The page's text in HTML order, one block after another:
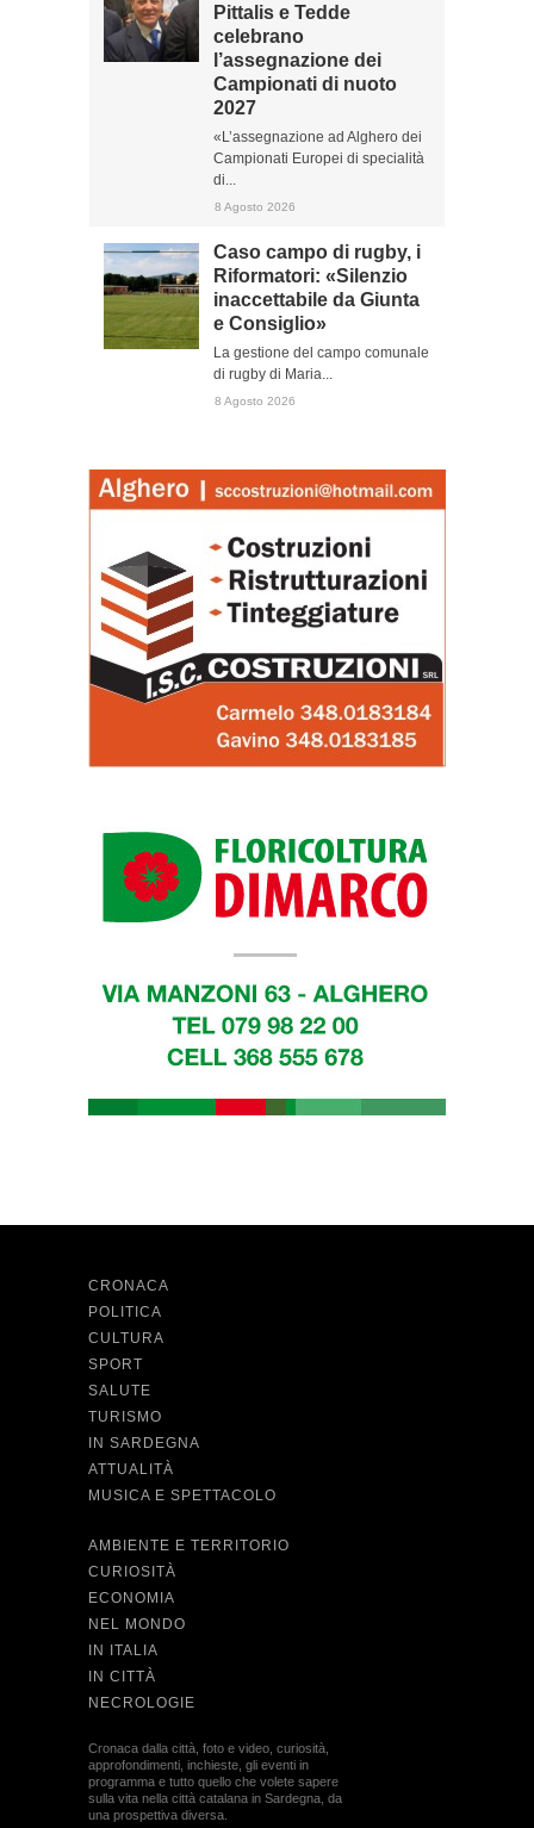
Pittalis e Tedde
celebrano
l’assegnazione dei
Campionati di nuoto
2027
«L’assegnazione ad Alghero dei
Campionati Europei di specialità
di...
8 Agosto 2026
Caso campo di rugby, i
Riformatori: «Silenzio
inaccettabile da Giunta
e Consiglio»
La gestione del campo comunale
di rugby di Maria...
8 Agosto 2026
CRONACA
POLITICA
CULTURA
SPORT
SALUTE
TURISMO
IN SARDEGNA
ATTUALITÀ
MUSICA E SPETTACOLO
AMBIENTE E TERRITORIO
CURIOSITÀ
ECONOMIA
NEL MONDO
IN ITALIA
IN CITTÀ
NECROLOGIE
Cronaca dalla città, foto e video, curiosità,
approfondimenti, inchieste, gli eventi in
programma e tutto quello che volete sapere
sulla vita nella città catalana in Sardegna, da
una prospettiva diversa.